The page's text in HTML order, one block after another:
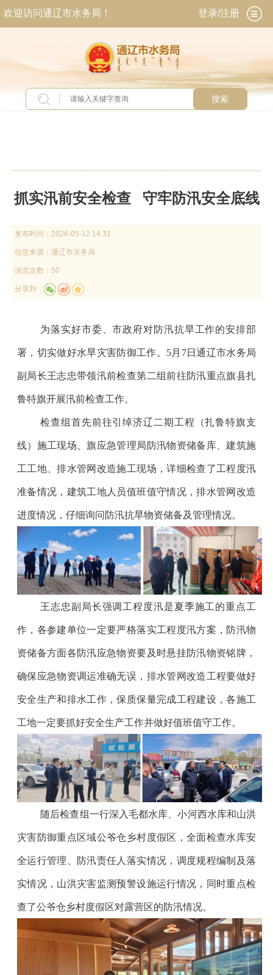
欢迎访问通辽市水务局！ 登录/注册
搜索
抓实汛前安全检查 守牢防汛安全底线
发布时间： 2026-05-12 14:31
信息来源： 通辽市水务局
浏览次数：50
分享到：
为落实好市委、市政府对防汛抗旱工作的安排部
署，切实做好水旱灾害防御工作。 5月7日通辽市水务局
副局长王志忠带领汛前检查第二组前往防汛重点旗县扎
鲁特旗开展汛前检查工作。
检查组首先前往引绰济辽二期工程（扎鲁特旗支
线）施工现场、旗应急管理局防汛物资储备库、建筑施
工工地、排水管网改造施工现场，详细检查了工程度汛
准备情况，建筑工地人员值班值守情况，排水管网改造
进度情况，仔细询问防汛抗旱物资储备及管理情况。
王志忠副局长强调工程度汛是夏季施工的重点工
作，各参建单位一定要严格落实工程度汛方案，防汛物
资储备方面各防汛应急物资要及时悬挂防汛物资铭牌，
确保应急物资调运准确无误，排水管网改造工程要做好
安全生产和排水工作，保质保量完成工程建设，各施工
工地一定要抓好安全生产工作并做好值班值守工作。
随后检查组一行深入毛都水库、小河西水库和山洪
灾害防御重点区域公爷仓乡村度假区，全面检查水库安
全运行管理、防汛责任人落实情况，调度规程编制及落
实情况，山洪灾害监测预警设施运行情况，同时重点检
查了公爷仓乡村度假区对露营区的防汛情况。